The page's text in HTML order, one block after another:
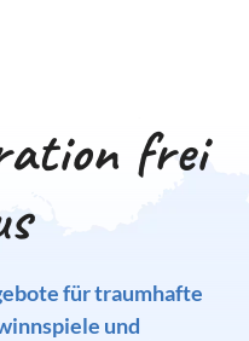
frei
für traumhafte
und